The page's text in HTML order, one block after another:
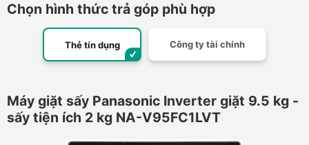
Chọn hình thức trả góp phù hợp
Thẻ tín dụng Công ty tài chính
Máy giặt sấy Panasonic Inverter giặt 9.5 kg -
sấy tiện ích 2 kg NA-V95FC1LVT